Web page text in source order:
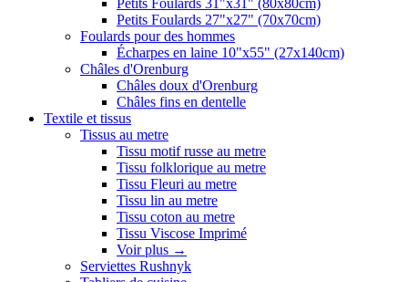
Petits Foulards 27"x27" (70x70cm)
Foulards pour des hommes
Écharpes en laine 10"x55" (27x140cm)
Châles d'Orenburg
Châles doux d'Orenburg
Châles fins en dentelle
Textile et tissus
Tissus au metre
Tissu motif russe au metre
Tissu folklorique au metre
Tissu Fleuri au metre
Tissu lin au metre
Tissu coton au metre
Tissu Viscose Imprimé
Voir plus →
Serviettes Rushnyk